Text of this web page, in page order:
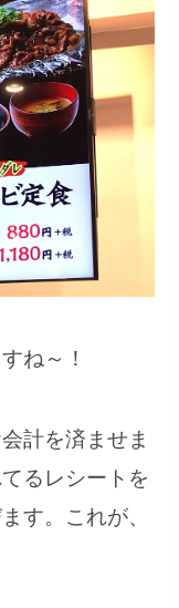
ね～！
計を済ませま
るレシートを
す。これが、